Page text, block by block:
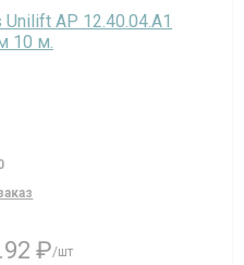
AP 12.40.04.A1
10 м.
₽/шт